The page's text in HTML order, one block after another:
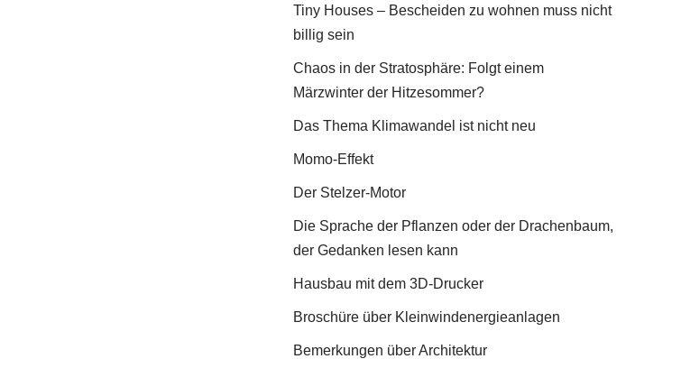
Tiny Houses – Bescheiden zu wohnen muss nicht
billig sein
Chaos in der Stratosphäre: Folgt einem
Märzwinter der Hitzesommer?
Das Thema Klimawandel ist nicht neu
Momo-Effekt
Der Stelzer-Motor
Die Sprache der Pflanzen oder der Drachenbaum,
der Gedanken lesen kann
Hausbau mit dem 3D-Drucker
Broschüre über Kleinwindenergieanlagen
Bemerkungen über Architektur